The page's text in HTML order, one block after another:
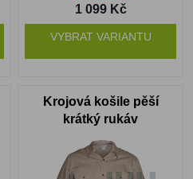
1 099 Kč
VYBRAT VARIANTU
Krojová košile pěší
krátký rukáv